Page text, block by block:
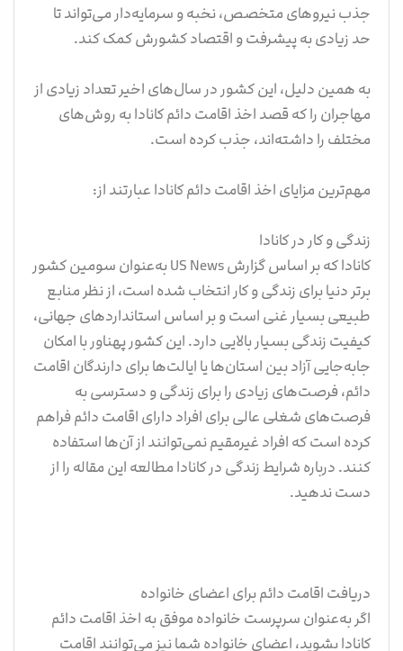
جذب نیروهای متخصص، نخبه و سرمایه‌دار می‌تواند تا
حد زیادی به پیشرفت و اقتصاد کشورش کمک کند.
به همین دلیل، این کشور در سال‌های اخیر تعداد زیادی از
مهاجران را که قصد اخذ اقامت دائم کانادا به روش‌های
مختلف را داشته‌اند، جذب کرده است.
مهم‌ترین مزایای اخذ اقامت دائم کانادا عبارتند از:
زندگی و کار در کانادا
کانادا که بر اساس گزارش US News به‌عنوان سومین کشور
برتر دنیا برای زندگی و کار انتخاب شده است، از نظر منابع
طبیعی بسیار غنی است و بر اساس استانداردهای جهانی،
کیفیت زندگی بسیار بالایی دارد. این کشور پهناور با امکان
جابه‌جایی آزاد بین استان‌ها یا ایالت‌ها برای دارندگان اقامت
دائم، فرصت‌های زیادی را برای زندگی و دسترسی به
فرصت‌های شغلی عالی برای افراد دارای اقامت دائم فراهم
کرده است که افراد غیرمقیم نمی‌توانند از آن‌ها استفاده
کنند. درباره شرایط زندگی در کانادا مطالعه این مقاله را از
دست ندهید.
دریافت اقامت دائم برای اعضای خانواده
اگر به‌عنوان سرپرست خانواده موفق به اخذ اقامت دائم
کانادا بشوید، اعضای خانواده شما نیز می‌توانند اقامت